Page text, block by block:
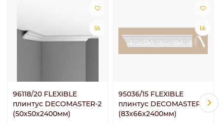
96118/20 FLEXIBLE
плинтус DECOMASTER-2
(50х50х2400мм)
95036/15 FLEXIBLE
плинтус DECOMASTER-2
(83х66х2400мм)